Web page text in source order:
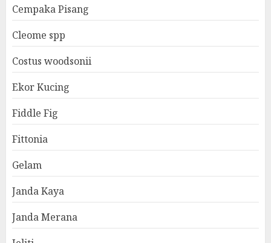
Cempaka Pisang
Cleome spp
Costus woodsonii
Ekor Kucing
Fiddle Fig
Fittonia
Gelam
Janda Kaya
Janda Merana